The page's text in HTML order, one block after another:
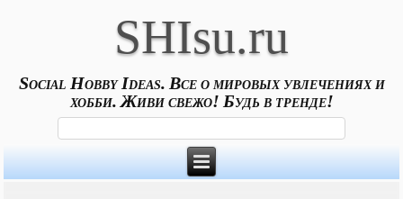
SHIsu.ru
Social Hobby Ideas. Все о мировых увлечениях и
хобби. Живи свежо! Будь в тренде!